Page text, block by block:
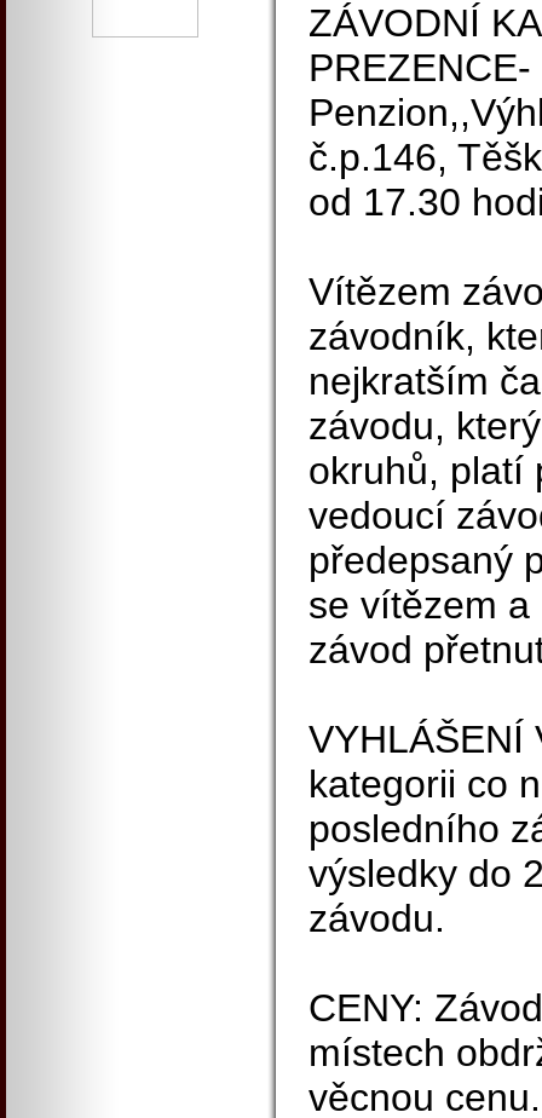
ZÁVODNÍ
č.p.146,
od 17.30
Vítězem
závodník,
nejkratším
závodu,
okruhů, platí
vedoucí
předepsaný
se vítězem
závod
VYHLÁŠENÍ
kategorii co
posledního
výsledky do
závodu.
CENY:
místech
věcnou cenu.